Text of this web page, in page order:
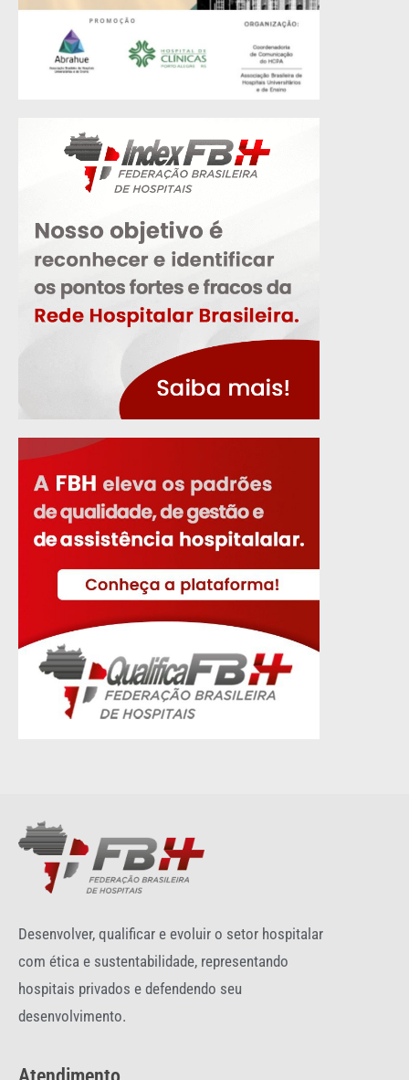
Desenvolver, qualificar e evoluir o setor hospitalar
com ética e sustentabilidade, representando
hospitais privados e defendendo seu
desenvolvimento.